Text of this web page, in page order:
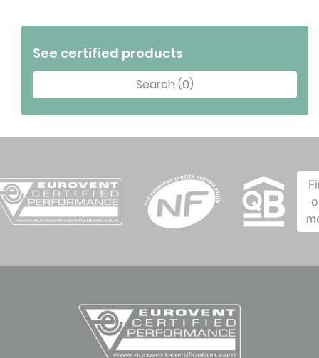
See certified products
Search (0)